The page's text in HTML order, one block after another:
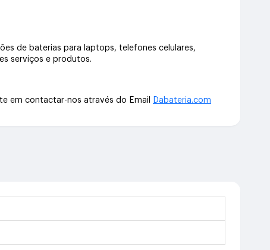
de baterias para laptops, telefones celulares,
serviços e produtos.
em contactar-nos através do Email Dabateria.com